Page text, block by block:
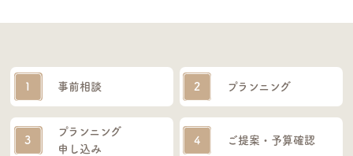
1 事前相談 2 プランニング
3
プランニング
申し込み
4 ご提案・予算確認